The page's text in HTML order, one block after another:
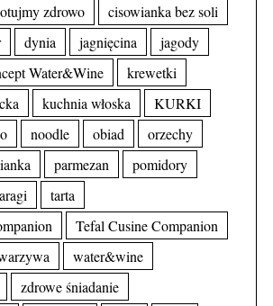
zdrowo
cisowianka bez soli
dynia jagnięcina
jagody
Water&Wine
krewetki
kuchnia włoska
KURKI
noodle obiad
orzechy
parmezan
pomidory
tarta
Tefal Cusine Companion
water&wine
zdrowe śniadanie